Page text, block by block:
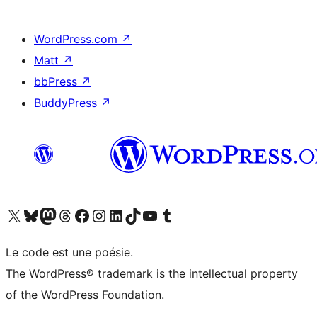
WordPress.com ↗
Matt ↗
bbPress ↗
BuddyPress ↗
Visitez notre compte X (précédemment Twitter)
Visiter notre compte Bluesky
Visiter notre compte Mastodon
Visiter notre compte Threads
Consulter notre compte Facebook
Consulter notre compte Instagram
Consulter notre compte LinkedIn
Visiter notre compte TokTok
Visiter notre chaîne YouTube
Visiter notre compte Tumblr
Le code est une poésie.
The WordPress® trademark is the intellectual property
of the WordPress Foundation.